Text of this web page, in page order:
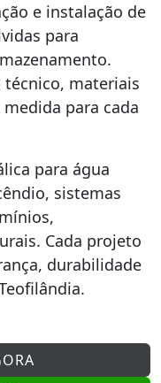
e instalação de
para
materiais
para cada
para água
sistemas
Cada projeto
durabilidade